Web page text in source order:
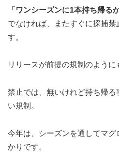
「ワンシーズンに1本持ち帰る
でなければ、またすぐに採捕
す。
リリースが前提の規制のように
禁止では、無いけれど持ち帰
い規制。
今年は、シーズンを通してマ
かりです。